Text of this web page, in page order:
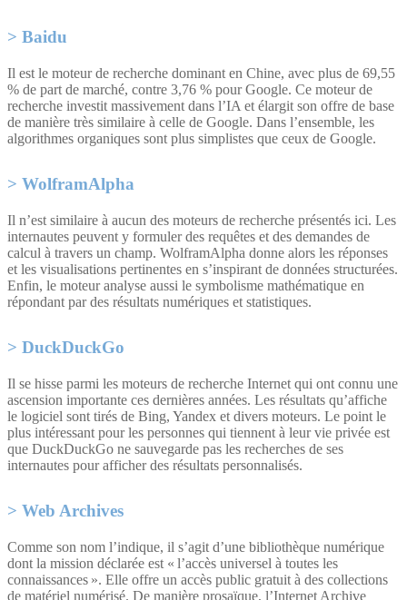
Baidu
Il est le moteur de recherche dominant en Chine, avec plus de 69,55
% de part de marché, contre 3,76 % pour Google. Ce moteur de
recherche investit massivement dans l’IA et élargit son offre de base
de manière très similaire à celle de Google. Dans l’ensemble, les
algorithmes organiques sont plus simplistes que ceux de Google.
WolframAlpha
Il n’est similaire à aucun des moteurs de recherche présentés ici. Les
internautes peuvent y formuler des requêtes et des demandes de
calcul à travers un champ. WolframAlpha donne alors les réponses
et les visualisations pertinentes en s’inspirant de données structurées.
Enfin, le moteur analyse aussi le symbolisme mathématique en
répondant par des résultats numériques et statistiques.
DuckDuckGo
Il se hisse parmi les moteurs de recherche Internet qui ont connu une
ascension importante ces dernières années. Les résultats qu’affiche
le logiciel sont tirés de Bing, Yandex et divers moteurs. Le point le
plus intéressant pour les personnes qui tiennent à leur vie privée est
que DuckDuckGo ne sauvegarde pas les recherches de ses
internautes pour afficher des résultats personnalisés.
Web Archives
Comme son nom l’indique, il s’agit d’une bibliothèque numérique
dont la mission déclarée est « l’accès universel à toutes les
connaissances ». Elle offre un accès public gratuit à des collections
de matériel numérisé. De manière prosaïque, l’Internet Archive